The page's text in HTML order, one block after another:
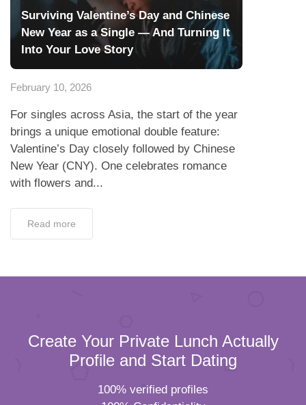
Surviving Valentine’s Day and Chinese
New Year as a Single — And Turning It
Into Your Love Story
February 10, 2026
For singles across Asia, the start of the year
brings a unique emotional double feature:
Valentine’s Day closely followed by Chinese
New Year (CNY). One celebrates romance
with flowers and...
Read more
Create Your Private Lunch Actually
Profile and Start Dating
100% verified profiles